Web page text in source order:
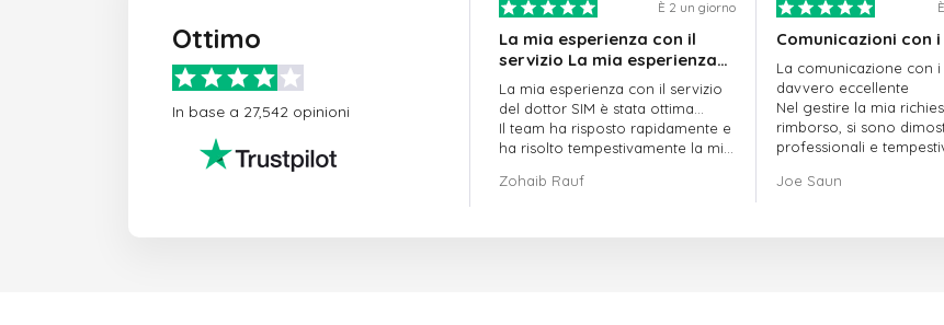
Ottimo
In base a 27,542 opinioni
È 2 un giorno
La mia esperienza con il
servizio La mia esperienza
con il servizio offerto da
doctorSIM è stata ottima.
La mia esperienza con il servizio
del dottor SIM è stata ottima...
Il team ha risposto rapidamente e
ha risolto tempestivamente la mia
Nel complesso, sono davvero
Zohaib Rauf
Comunicazioni con
La comunicazione con i
davvero eccellente
Nel gestire la mia
rimborso, si sono
professionali e
Joe Saun